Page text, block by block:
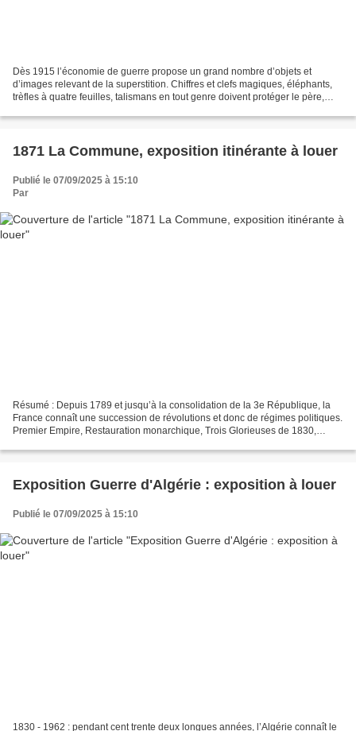
Dès 1915 l’économie de guerre propose un grand nombre d’objets et
d’images relevant de la superstition. Chiffres et clefs magiques, éléphants,
trèfles à quatre feuilles, talismans en tout genre doivent protéger le père,
1871 La Commune, exposition itinérante à louer
Publié le 07/09/2025 à 15:10
Par
Résumé : Depuis 1789 et jusqu’à la consolidation de la 3e République, la
France connaît une succession de révolutions et donc de régimes politiques.
Premier Empire, Restauration monarchique, Trois Glorieuses de 1830,
Exposition Guerre d'Algérie : exposition à louer
Publié le 07/09/2025 à 15:10
1830 - 1962 : pendant cent trente deux longues années, l’Algérie connaît le